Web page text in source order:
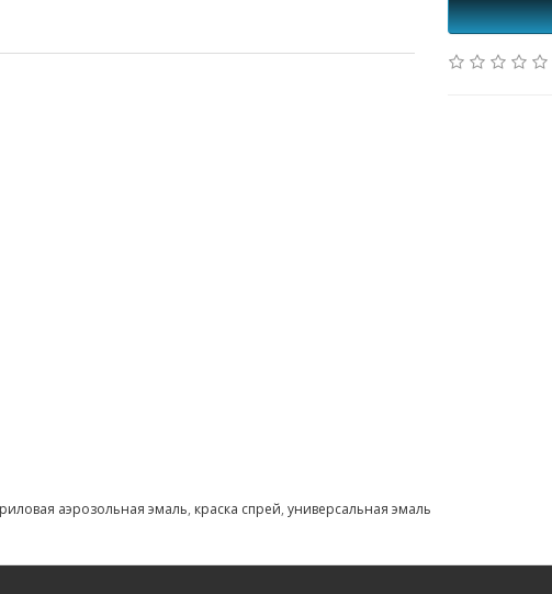
аэрозольная эмаль, краска спрей, универсальная эмаль